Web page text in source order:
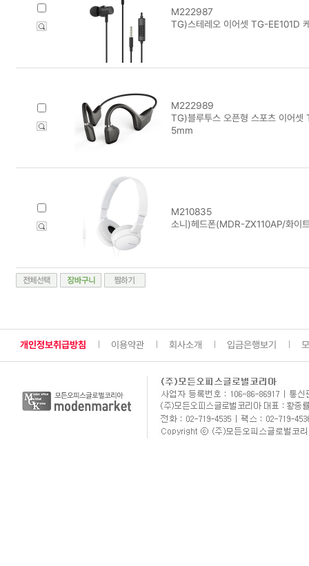
M222987
TG)스테레오 이어셋 TG-EE101D
M222989
TG)블루투스 오픈형 스포츠 이어
5mm
M210835
소니)헤드폰(MDR-ZX110AP/화이
개인정보취급방침 이용약관 회사소개 입금은행보기